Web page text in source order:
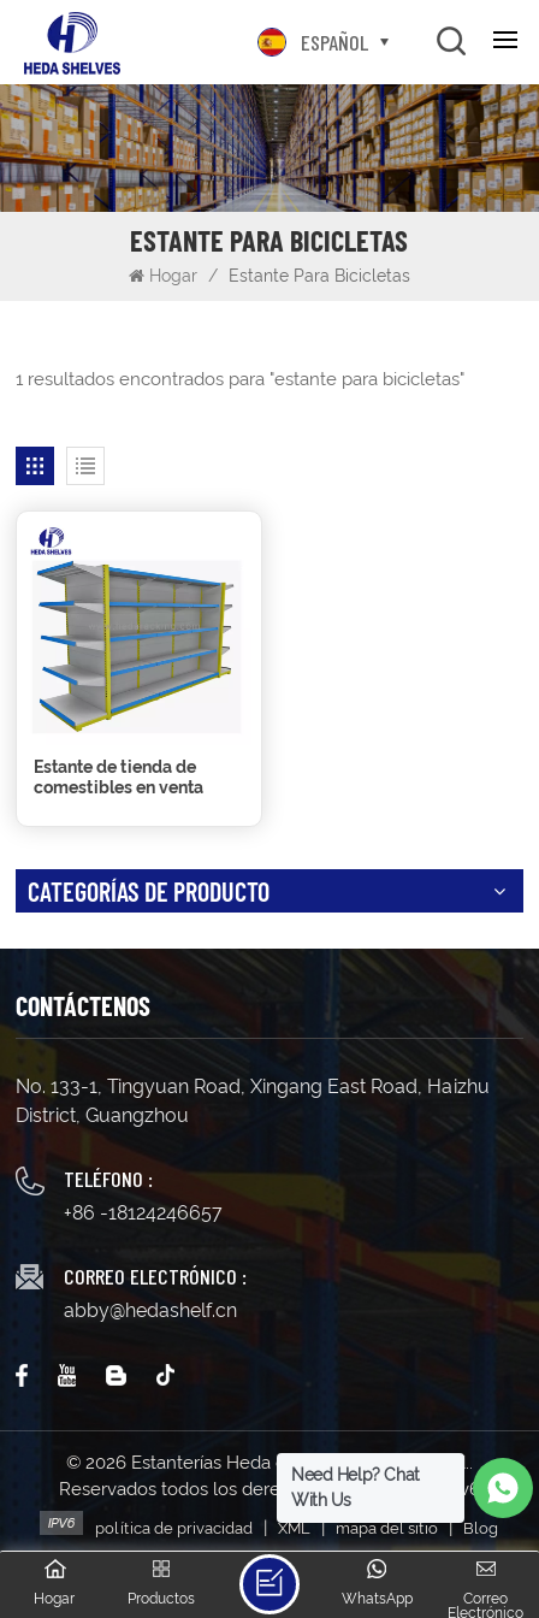
ESPAÑOL
ESTANTE PARA BICICLETAS
Hogar / Estante Para Bicicletas
1 resultados encontrados para "estante para bicicletas"
Estante de tienda de
comestibles en venta
CATEGORÍAS DE PRODUCTO
CONTÁCTENOS
No. 133-1, Tingyuan Road, Xingang East Road, Haizhu
District, Guangzhou
TELÉFONO :
+86 -18124246657
CORREO ELECTRÓNICO :
abby@hedashelf.cn
© 2026 Estanterías Heda de Guangzhou Co., Ltd..
Reservados todos los derechos . | Soporta red IPv6
política de privacidad | XML | mapa del sitio | Blog
Hogar Productos
Correo
Electrónico
WhatsApp
Need Help? Chat
With Us